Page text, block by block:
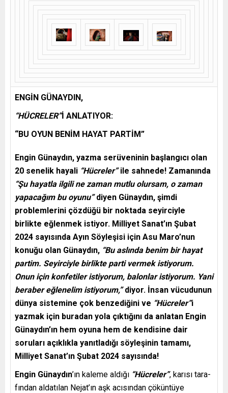
ENGİN GÜNAYDIN,
“HÜCRELER”İ ANLATIYOR:
“BU OYUN BENİM HAYAT PARTİM”
Engin Günaydın, yazma serüveninin başlangıcı olan
20 senelik hayali “Hücreler”ile sahnede! Zamanında
“Şu hayatla ilgili ne zaman mutlu olursam, o zaman
yapacağım bu oyunu”diyen Günaydın, şimdi
problemlerini çözdüğü bir noktada seyirciyle
birlikte eğlenmek istiyor. Milliyet Sanat’ın Şubat
2024 sayısında Ayın Söyleşisi için Asu Maro’nun
konuğu olan Günaydın, “Bu aslında benim bir hayat
partim. Seyirciyle birlikte parti vermek istiyorum.
Onun için konfetiler istiyorum, balonlar istiyorum. Yani
beraber eğlenelim istiyorum,”diyor. İnsan vücudunun
dünya sistemine çok benzediğini ve “Hücreler”i
yazmak için buradan yola çıktığını da anlatan Engin
Günaydın’ın hem oyuna hem de kendisine dair
soruları açıklıkla yanıtladığı söyleşinin tamamı,
Milliyet Sanat’ın Şubat 2024 sayısında!
Engin Günaydın’ın kaleme aldığı “Hücreler”, karısı tara­
fından aldatılan Nejat’ın aşk acısından çöküntüye